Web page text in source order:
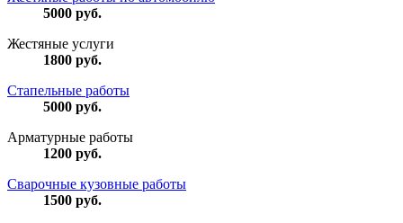
5000 руб.
Жестяные услуги
1800 руб.
Стапельные работы
5000 руб.
Арматурные работы
1200 руб.
Сварочные кузовные работы
1500 руб.